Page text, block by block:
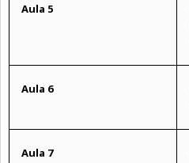
Aula 5
Aula 6
Aula 7